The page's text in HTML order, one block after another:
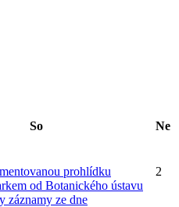
So Ne
prohlídku
od Botanického ústavu
záznamy ze dne
2